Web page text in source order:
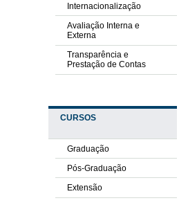
Internacionalização
Avaliação Interna e
Externa
Transparência e
Prestação de Contas
CURSOS
Graduação
Pós-Graduação
Extensão